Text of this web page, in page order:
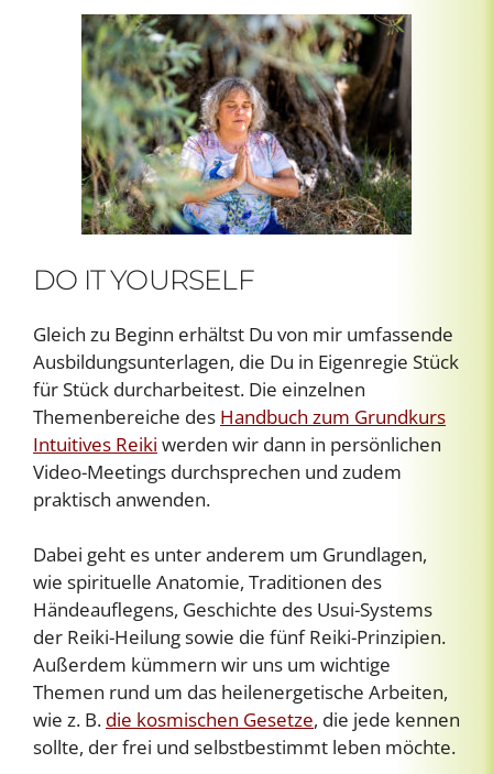
DO IT YOURSELF
Gleich zu Beginn erhältst Du von mir umfassende
Ausbildungsunterlagen, die Du in Eigenregie Stück
für Stück durcharbeitest. Die einzelnen
Themenbereiche des Handbuch zum Grundkurs
Intuitives Reiki werden wir dann in persönlichen
Video-Meetings durchsprechen und zudem
praktisch anwenden.
Dabei geht es unter anderem um Grundlagen,
wie spirituelle Anatomie, Traditionen des
Händeauflegens, Geschichte des Usui-Systems
der Reiki-Heilung sowie die fünf Reiki-Prinzipien.
Außerdem kümmern wir uns um wichtige
Themen rund um das heilenergetische Arbeiten,
wie z. B. die kosmischen Gesetze, die jede kennen
sollte, der frei und selbstbestimmt leben möchte.